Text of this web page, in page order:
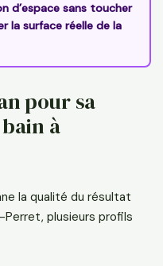
d’espace sans toucher
la surface réelle de la
pour sa
à
la qualité du résultat
plusieurs profils